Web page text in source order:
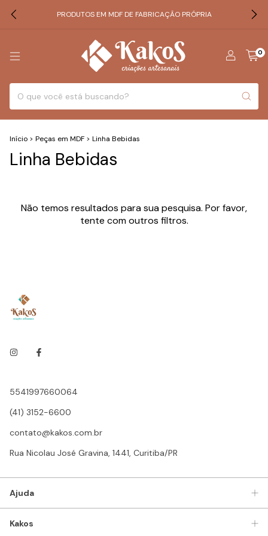
PRODUTOS EM MDF DE FABRICAÇÃO PRÓPRIA
0
Início > Peças em MDF > Linha Bebidas
Linha Bebidas
Não temos resultados para sua pesquisa. Por favor,
tente com outros filtros.
5541997660064
(41) 3152-6600
contato@kakos.com.br
Rua Nicolau José Gravina, 1441, Curitiba/PR
Ajuda
Kakos